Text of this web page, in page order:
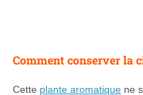
Comment conserver la
Cette plante aromatique ne